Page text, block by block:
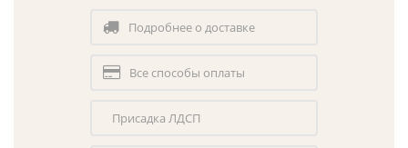
Подробнее о доставке
Все способы оплаты
Присадка ЛДСП